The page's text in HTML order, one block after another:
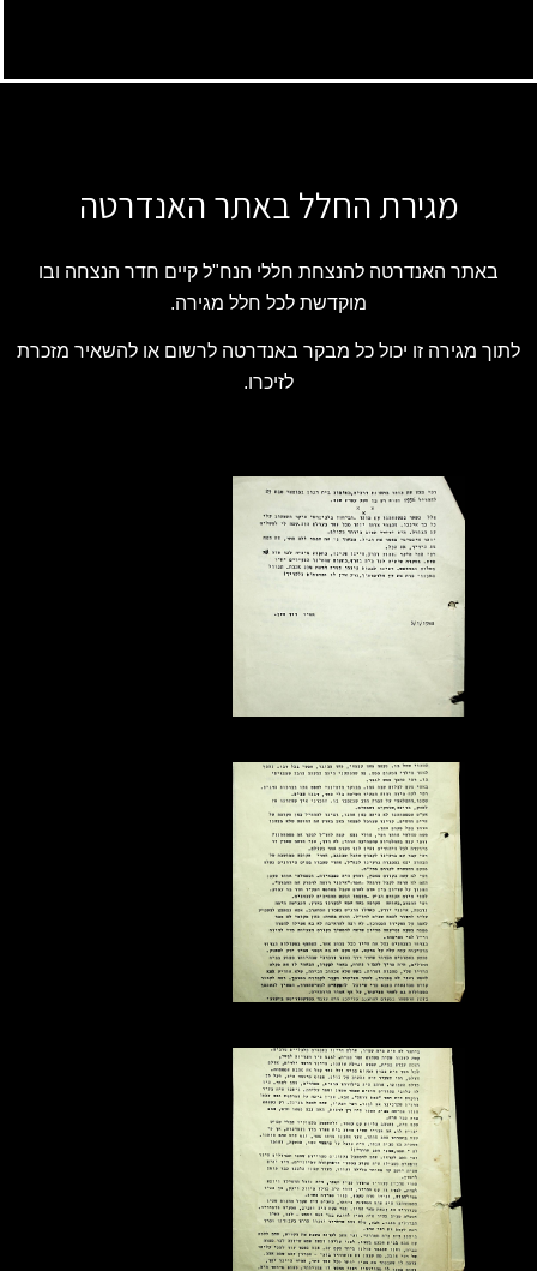
מגירת החלל באתר האנדרטה
באתר האנדרטה להנצחת חללי הנח"ל קיים חדר הנצחה ובו
מוקדשת לכל חלל מגירה.
לתוך מגירה זו יכול כל מבקר באנדרטה לרשום או להשאיר מזכרת
לזיכרו.